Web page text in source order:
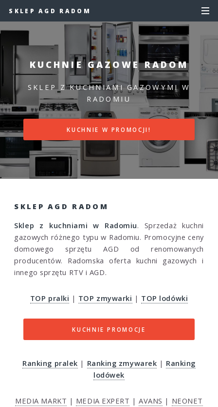
SKLEP AGD RADOM
KUCHNIE GAZOWE RADOM
SKLEP Z KUCHNIAMI GAZOWYMI W
RADOMIU
KUCHNIE W PROMOCJI!
SKLEP AGD RADOM
Sklep z kuchniami w Radomiu. Sprzedaż kuchni
gazowych różnego typu w Radomiu. Promocyjne ceny
domowego sprzętu AGD od renomowanych
producentów. Radomska oferta kuchni gazowych i
innego sprzętu RTV i AGD.
TOP pralki | TOP zmywarki | TOP lodówki
KUCHNIE PROMOCJE
Ranking pralek | Ranking zmywarek | Ranking
lodówek
MEDIA MARKT | MEDIA EXPERT |AVANS | NEONET